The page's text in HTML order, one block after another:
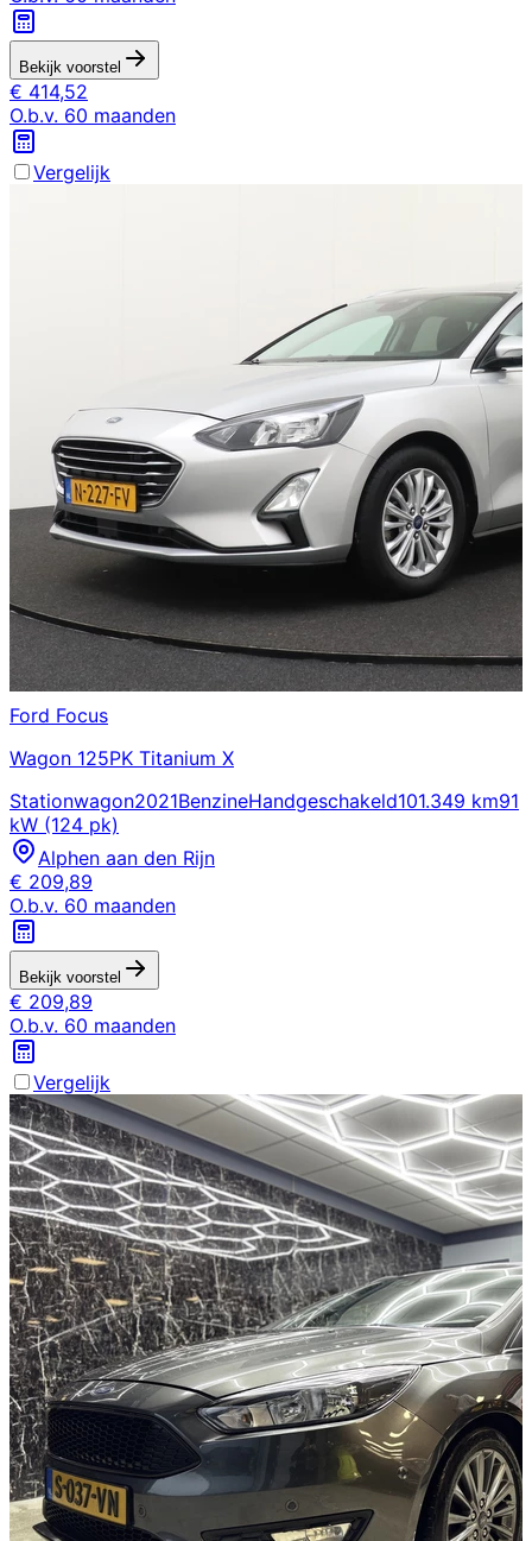
Bekijk voorstel
€ 414,52
O.b.v. 60 maanden
Vergelijk
Ford Focus
Wagon 125PK Titanium X
Stationwagon2021BenzineHandgeschakeld101.349 km91
kW (124 pk)
Alphen aan den Rijn
€ 209,89
O.b.v. 60 maanden
Bekijk voorstel
€ 209,89
O.b.v. 60 maanden
Vergelijk